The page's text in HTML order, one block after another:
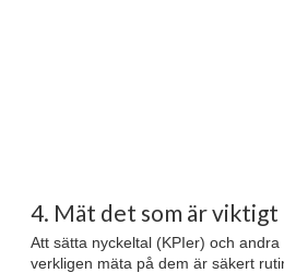
4. Mät det som är viktigt
Att sätta nyckeltal (KPIer) och
verkligen mäta på dem är säkert